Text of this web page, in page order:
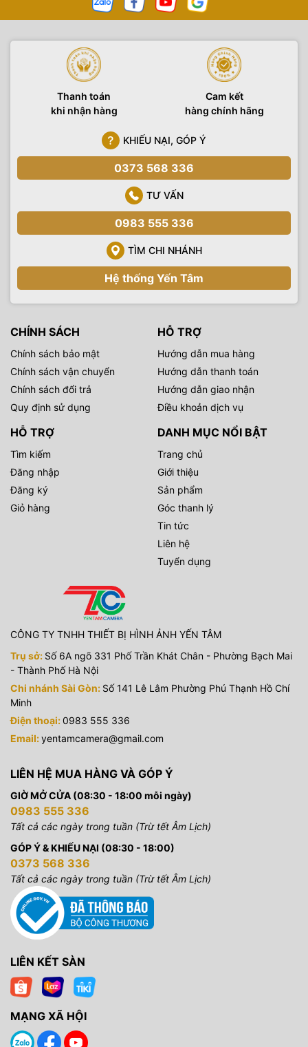
Thanh toán
khi nhận hàng
Cam kết
hàng chính hãng
KHIẾU NẠI, GÓP Ý
0373 568 336
TƯ VẤN
0983 555 336
TÌM CHI NHÁNH
Hệ thống Yến Tâm
CHÍNH SÁCH
Chính sách bảo mật
Chính sách vận chuyển
Chính sách đổi trả
Quy định sử dụng
HỖ TRỢ
Hướng dẫn mua hàng
Hướng dẫn thanh toán
Hướng dẫn giao nhận
Điều khoản dịch vụ
HỖ TRỢ
Tìm kiếm
Đăng nhập
Đăng ký
Giỏ hàng
DANH MỤC NỔI BẬT
Trang chủ
Giới thiệu
Sản phẩm
Góc thanh lý
Tin tức
Liên hệ
Tuyển dụng
CÔNG TY TNHH THIẾT BỊ HÌNH ẢNH YẾN TÂM
Trụ sở: Số 6A ngõ 331 Phố Trần Khát Chân - Phường Bạch Mai
- Thành Phố Hà Nội
Chi nhánh Sài Gòn: Số 141 Lê Lâm Phường Phú Thạnh Hồ Chí
Minh
Điện thoại:0983 555 336
Email:yentamcamera@gmail.com
LIÊN HỆ MUA HÀNG VÀ GÓP Ý
GIỜ MỞ CỬA (08:30 - 18:00 mỗi ngày)
0983 555 336
Tất cả các ngày trong tuần (Trừ tết Âm Lịch)
GÓP Ý & KHIẾU NẠI (08:30 - 18:00)
0373 568 336
Tất cả các ngày trong tuần (Trừ tết Âm Lịch)
LIÊN KẾT SÀN
MẠNG XÃ HỘI